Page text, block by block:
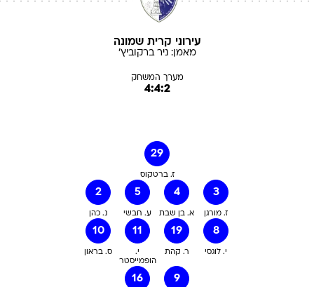
עירוני קרית שמונה
מאמן:ניר ברקוביץ'
מערך המשחק
4:4:2
29
ז. ברטקוס
2
נ. כהן
5
ע. חבשי
4
א. בן שבת
3
ז. מורגן
10
ס. בראון
11
י.
הופמייסטר
19
ר. קהת
8
י. לוגסי
16 9